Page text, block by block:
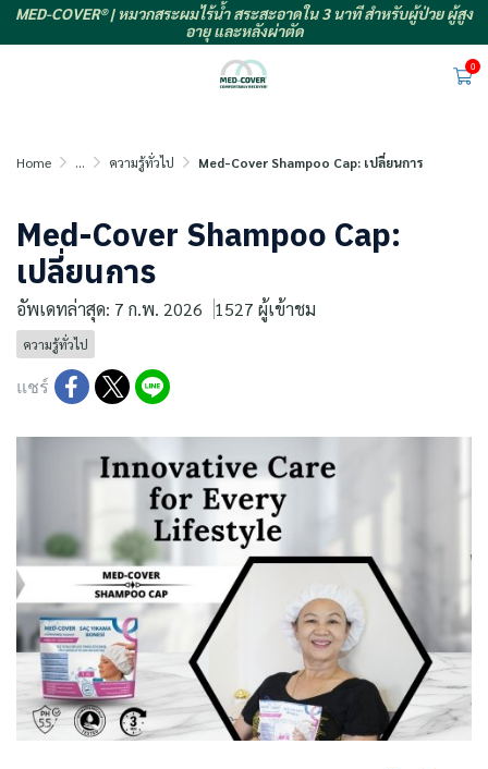
MED-COVER® | หมวกสระผมไร้น้ำ สระสะอาดใน 3 นาที สำหรับผู้ป่วย ผู้สูง
อายุ และหลังผ่าตัด
0
Home ... ความรู้ทั่วไป Med-Cover Shampoo Cap: เปลี่ยนการ
Med-Cover Shampoo Cap:
เปลี่ยนการ
อัพเดทล่าสุด: 7 ก.พ. 2026 1527 ผู้เข้าชม
ความรู้ทั่วไป
แชร์